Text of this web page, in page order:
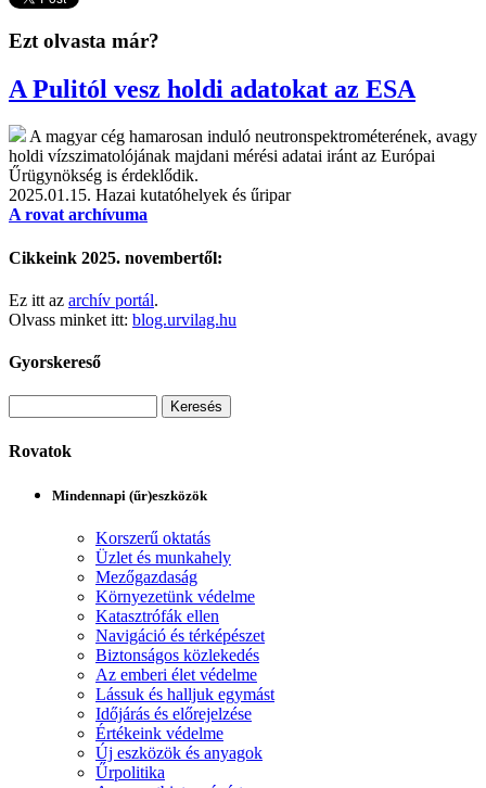
Ezt olvasta már?
A Pulitól vesz holdi adatokat az ESA
A magyar cég hamarosan induló neutronspektrométerének, avagy
holdi vízszimatolójának majdani mérési adatai iránt az Európai
Űrügynökség is érdeklődik.
2025.01.15. Hazai kutatóhelyek és űripar
A rovat archívuma
Cikkeink 2025. novembertől:
Ez itt az archív portál.
Olvass minket itt: blog.urvilag.hu
Gyorskereső
Rovatok
Mindennapi (űr)eszközök
Korszerű oktatás
Üzlet és munkahely
Mezőgazdaság
Környezetünk védelme
Katasztrófák ellen
Navigáció és térképészet
Biztonságos közlekedés
Az emberi élet védelme
Lássuk és halljuk egymást
Időjárás és előrejelzése
Értékeink védelme
Új eszközök és anyagok
Űrpolitika